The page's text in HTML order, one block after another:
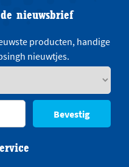
nieuwsbrief
producten, handige
nieuwtjes.
Bevestig